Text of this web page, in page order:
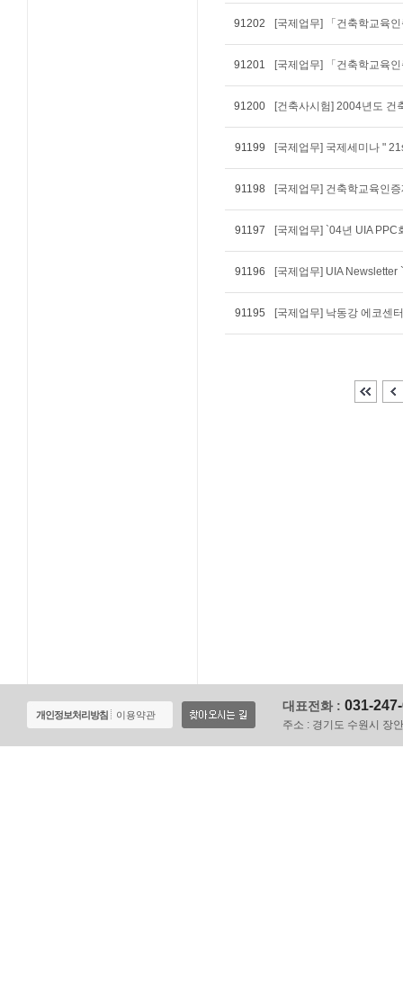
91202 [국제업무] 「건축학교육
91201 [국제업무] 「건축학교육
91200 [건축사시험] 2004년도 건
91199 [국제업무] 국제세미나 "
91198 [국제업무] 건축학교육인
91197 [국제업무] `04년 UIA PPC
91196 [국제업무] UIA
91195 [국제업무] 낙동강 에코센
개인정보처리방침 이용약관
대표전화 : 031-
주소 : 경기도 수원시 장